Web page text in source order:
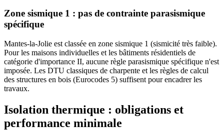
Zone sismique 1 : pas de contrainte parasismique
spécifique
Mantes-la-Jolie est classée en zone sismique 1 (sismicité très faible).
Pour les maisons individuelles et les bâtiments résidentiels de
catégorie d'importance II, aucune règle parasismique spécifique n'est
imposée. Les DTU classiques de charpente et les règles de calcul
des structures en bois (Eurocodes 5) suffisent pour encadrer les
travaux.
Isolation thermique : obligations et
performance minimale